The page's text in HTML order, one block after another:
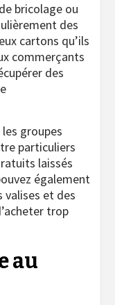
bricolage ou
des
cartons qu’ils
commerçants
des
groupes
particuliers
laissés
également
valises et des
trop
au